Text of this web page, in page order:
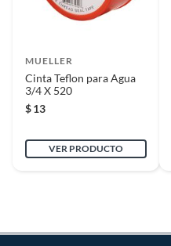
MUELLER
Cinta Teflon para Agua
3/4 X 520
$13
VER PRODUCTO